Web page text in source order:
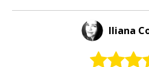
Iliana